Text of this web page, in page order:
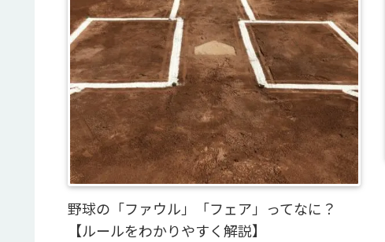
野球の「ファウル」「フェア」ってなに？
【ルールをわかりやすく解説】